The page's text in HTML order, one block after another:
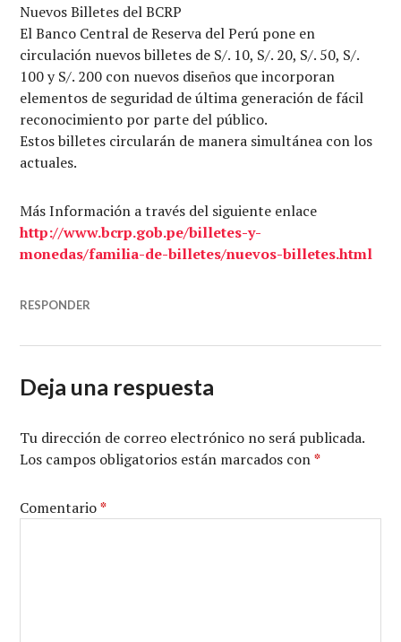
Nuevos Billetes del BCRP
El Banco Central de Reserva del Perú pone en
circulación nuevos billetes de S/. 10, S/. 20, S/. 50, S/.
100 y S/. 200 con nuevos diseños que incorporan
elementos de seguridad de última generación de fácil
reconocimiento por parte del público.
Estos billetes circularán de manera simultánea con los
actuales.
Más Información a través del siguiente enlace
http://www.bcrp.gob.pe/billetes-y-
monedas/familia-de-billetes/nuevos-billetes.html
RESPONDER
Deja una respuesta
Tu dirección de correo electrónico no será publicada.
Los campos obligatorios están marcados con*
Comentario*